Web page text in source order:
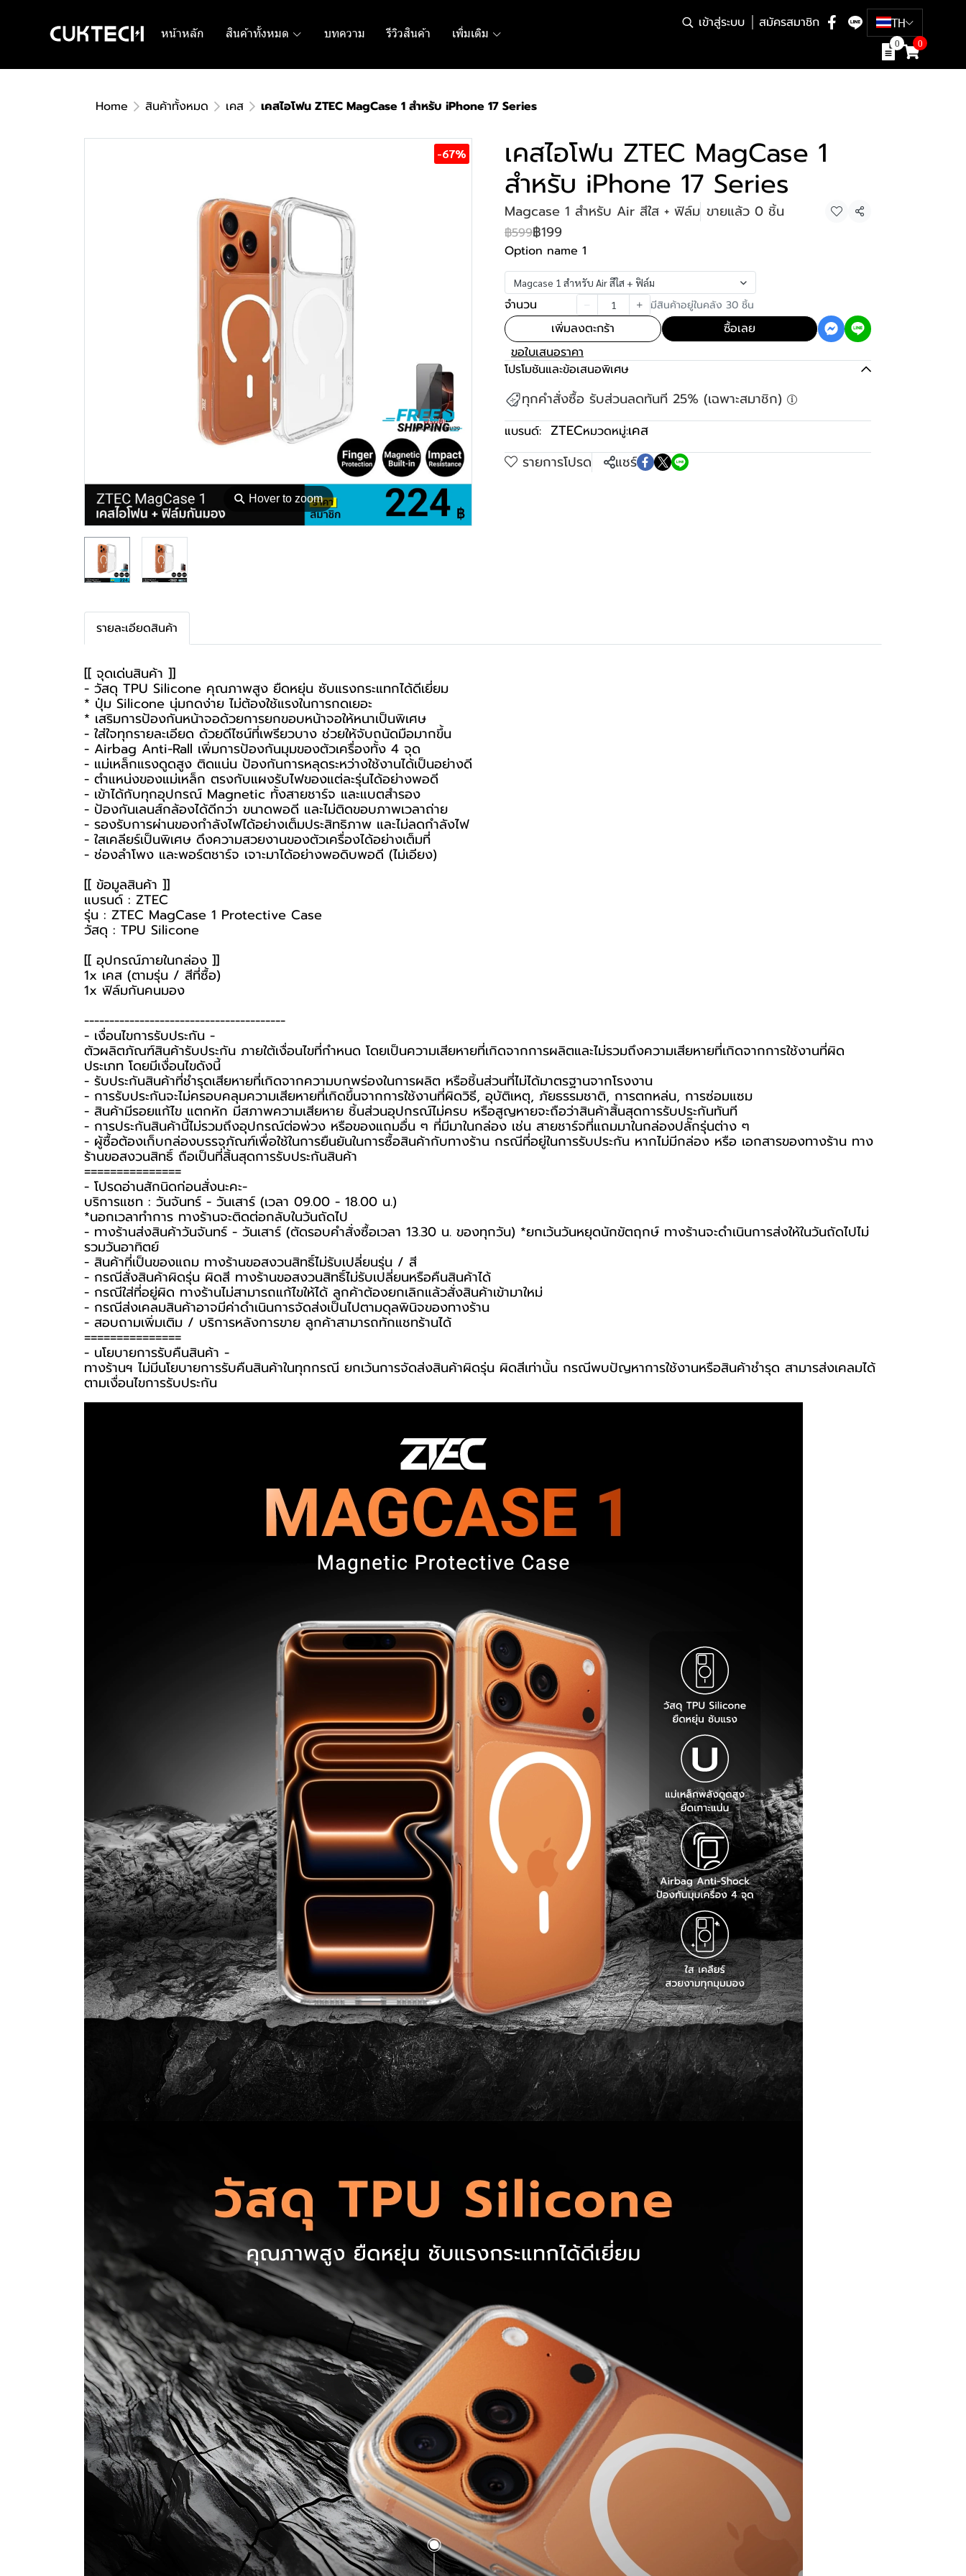
หน้าหลัก สินค้าทั้งหมด บทความ รีวิวสินค้า เพิ่มเติม
เข้าสู่ระบบ สมัครสมาชิก TH
0 0
Home สินค้าทั้งหมด เคส เคสไอโฟน ZTEC MagCase 1 สำหรับ iPhone 17 Series
⚲ Hover to zoom
-67% เคสไอโฟน ZTEC MagCase 1
สำหรับ iPhone 17 Series
Magcase 1 สำหรับ Air สีใส + ฟิล์ม ขายแล้ว 0 ชิ้น
แชร์
฿599฿199
Option name 1
Magcase 1 สำหรับ Air สีใส + ฟิล์ม
จำนวน มีสินค้าอยู่ในคลัง 30 ชิ้น
เพิ่มลงตะกร้า
ซื้อเลย
ขอใบเสนอราคา
โปรโมชันและข้อเสนอพิเศษ
ทุกคำสั่งซื้อ รับส่วนลดทันที 25% (เฉพาะสมาชิก)
แบรนด์: ZTECหมวดหมู่:เคส
รายการโปรด
แชร์
รายละเอียดสินค้า
[[ จุดเด่นสินค้า ]]
- วัสดุ TPU Silicone คุณภาพสูง ยืดหยุ่น ซับแรงกระแทกได้ดีเยี่ยม
* ปุ่ม Silicone นุ่มกดง่าย ไม่ต้องใช้แรงในการกดเยอะ
* เสริมการป้องกันหน้าจอด้วยการยกขอบหน้าจอให้หนาเป็นพิเศษ
- ใส่ใจทุกรายละเอียด ด้วยดีไซน์ที่เพรียวบาง ช่วยให้จับถนัดมือมากขึ้น
- Airbag Anti-Rall เพิ่มการป้องกันมุมของตัวเครื่องทั้ง 4 จุด
- แม่เหล็กแรงดูดสูง ติดแน่น ป้องกันการหลุดระหว่างใช้งานได้เป็นอย่างดี
- ตำแหน่งของแม่เหล็ก ตรงกับแผงรับไฟของแต่ละรุ่นได้อย่างพอดี
- เข้าได้กับทุกอุปกรณ์ Magnetic ทั้งสายชาร์จ และแบตสำรอง
- ป้องกันเลนส์กล้องได้ดีกว่า ขนาดพอดี และไม่ติดขอบภาพเวลาถ่าย
- รองรับการผ่านของกำลังไฟได้อย่างเต็มประสิทธิภาพ และไม่ลดกำลังไฟ
- ใสเคลียร์เป็นพิเศษ ดึงความสวยงานของตัวเครื่องได้อย่างเต็มที่
- ช่องลำโพง และพอร์ตชาร์จ เจาะมาได้อย่างพอดิบพอดี (ไม่เอียง)
[[ ข้อมูลสินค้า ]]
แบรนด์ : ZTEC
รุ่น : ZTEC MagCase 1 Protective Case
วัสดุ : TPU Silicone
[[ อุปกรณ์ภายในกล่อง ]]
1x เคส (ตามรุ่น / สีที่ซื้อ)
1x ฟิล์มกันคนมอง
----------------------------------------
-️ เงื่อนไขการรับประกัน -️
ตัวผลิตภัณฑ์สินค้ารับประกัน ภายใต้เงื่อนไขที่กำหนด โดยเป็นความเสียหายที่เกิดจากการผลิตและไม่รวมถึงความเสียหายที่เกิดจากการใช้งานที่ผิด
ประเภท โดยมีเงื่อนไขดังนี้
- รับประกันสินค้าที่ชำรุดเสียหายที่เกิดจากความบกพร่องในการผลิต หรือชิ้นส่วนที่ไม่ได้มาตรฐานจากโรงงาน
- การรับประกันจะไม่ครอบคลุมความเสียหายที่เกิดขึ้นจากการใช้งานที่ผิดวิธี, อุบัติเหตุ, ภัยธรรมชาติ, การตกหล่น, การซ่อมแซม
- สินค้ามีรอยแก้ไข แตกหัก มีสภาพความเสียหาย ชิ้นส่วนอุปกรณ์ไม่ครบ หรือสูญหายจะถือว่าสินค้าสิ้นสุดการรับประกันทันที
- การประกันสินค้านี้ไม่รวมถึงอุปกรณ์ต่อพ่วง หรือของแถมอื่น ๆ ที่มีมาในกล่อง เช่น สายชาร์จที่แถมมาในกล่องปลั๊กรุ่นต่าง ๆ
-️ ผู้ซื้อต้องเก็บกล่องบรรจุภัณฑ์เพื่อใช้ในการยืนยันในการซื้อสินค้ากับทางร้าน กรณีที่อยู่ในการรับประกัน หากไม่มีกล่อง หรือ เอกสารของทางร้าน ทาง
ร้านขอสงวนสิทธิ์ ถือเป็นที่สิ้นสุดการรับประกันสินค้า
===============
-️ โปรดอ่านสักนิดก่อนสั่งนะคะ-️
บริการแชท : วันจันทร์ - วันเสาร์ (เวลา 09.00 - 18.00 น.)
*นอกเวลาทำการ ทางร้านจะติดต่อกลับในวันถัดไป
- ทางร้านส่งสินค้าวันจันทร์ - วันเสาร์ (ตัดรอบคำสั่งซื้อเวลา 13.30 น. ของทุกวัน) *ยกเว้นวันหยุดนักขัตฤกษ์ ทางร้านจะดำเนินการส่งให้ในวันถัดไปไม่
รวมวันอาทิตย์
- สินค้าที่เป็นของแถม ทางร้านขอสงวนสิทธิ์ไม่รับเปลี่ยนรุ่น / สี
- กรณีสั่งสินค้าผิดรุ่น ผิดสี ทางร้านขอสงวนสิทธิ์ไม่รับเปลี่ยนหรือคืนสินค้าได้
- กรณีใส่ที่อยู่ผิด ทางร้านไม่สามารถแก้ไขให้ได้ ลูกค้าต้องยกเลิกแล้วสั่งสินค้าเข้ามาใหม่
- กรณีส่งเคลมสินค้าอาจมีค่าดำเนินการจัดส่งเป็นไปตามดุลพินิจของทางร้าน
- สอบถามเพิ่มเติม / บริการหลังการขาย ลูกค้าสามารถทักแชทร้านได้
===============
-️ นโยบายการรับคืนสินค้า -️
ทางร้านฯ ไม่มีนโยบายการรับคืนสินค้าในทุกกรณี ยกเว้นการจัดส่งสินค้าผิดรุ่น ผิดสีเท่านั้น กรณีพบปัญหาการใช้งานหรือสินค้าชำรุด สามารส่งเคลมได้
ตามเงื่อนไขการรับประกัน